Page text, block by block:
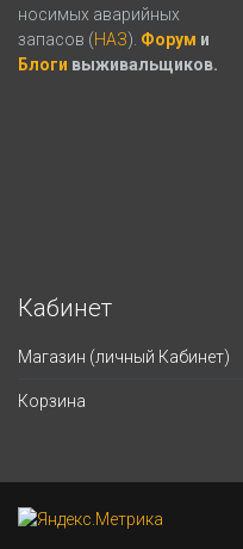
носимых аварийных
запасов (НАЗ). Форум и
Блоги выживальщиков.
Кабинет
Магазин (личный Кабинет)
Корзина